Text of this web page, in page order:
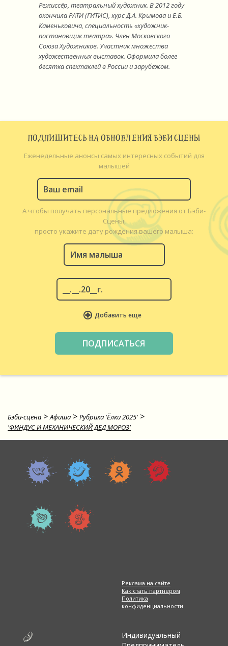
Режиссёр, театральный художник. В 2012 году
окончила РАТИ (ГИТИС), курс Д.А. Крымова и Е.Б.
Каменьковича, специальность «художник-
постановщик театра». Член Московского
Союза Художников. Участник множества
художественных выставок. Оформила более
десятка спектаклей в России и зарубежом.
ПОДПИШИТЕСЬ НА ОБНОВЛЕНИЯ БЭБИ СЦЕНЫ
Еженедельные анонсы самых интересных событий для
малышей
А чтобы получать персональные предложения от Бэби-
Сцены,
просто укажите дату рождения вашего малыша:
Добавить еще
Бэби-сцена >Афиша > Рубрика 'Ёлки 2025' >
'ФИНДУС И МЕХАНИЧЕСКИЙ ДЕД МОРОЗ'
Реклама на сайте
Как стать партнером
Политика
конфиденциальности
Индивидуальный